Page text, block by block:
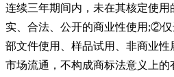
连续三年期间内，未在其核定使
实、合法、公开的商业性使用;②
部文件使用、样品试用、非商业性
市场流通，不构成商标法意义上